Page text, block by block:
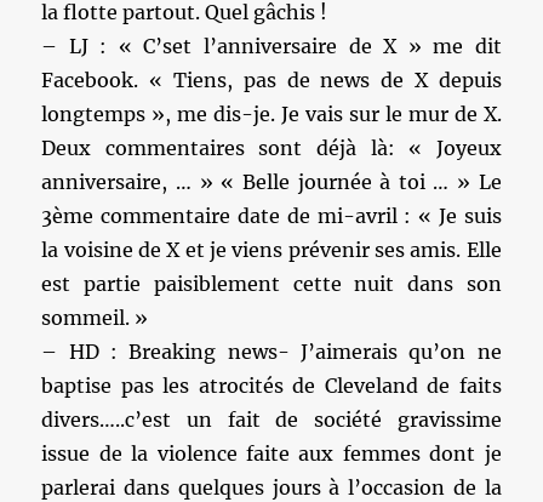
la flotte partout. Quel gâchis !
– LJ : « C’set l’anniversaire de X » me dit
Facebook. « Tiens, pas de news de X depuis
longtemps », me dis-je. Je vais sur le mur de X.
Deux commentaires sont déjà là: « Joyeux
anniversaire, … » « Belle journée à toi … » Le
3ème commentaire date de mi-avril : « Je suis
la voisine de X et je viens prévenir ses amis. Elle
est partie paisiblement cette nuit dans son
sommeil. »
– HD : Breaking news- J’aimerais qu’on ne
baptise pas les atrocités de Cleveland de faits
divers…..c’est un fait de société gravissime
issue de la violence faite aux femmes dont je
parlerai dans quelques jours à l’occasion de la